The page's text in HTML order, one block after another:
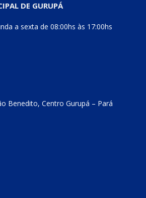
DE GURUPÁ
a sexta de 08:00hs às 17:00hs
Benedito, Centro Gurupá – Pará